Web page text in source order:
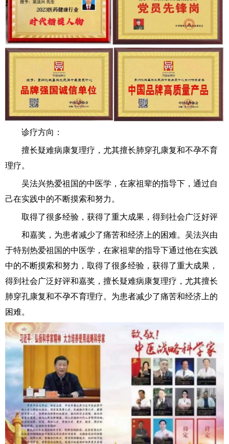
诊疗方向：
擅长疑难病康复理疗，尤其擅长肺穿孔康复和不孕不育
理疗。
吴法兴热爱祖国的中医学，在家祖辈的指导下，通过自
己在实践中的不断摸索和努力。
取得了很多经验，获得了重大成果，得到社会广泛好评
和嘉奖，为患者减少了痛苦和经济上的困难。吴法兴由
于特别热爱祖国的中医学，在家祖辈的指导下通过他在实践
中的不断摸索和努力，取得了很多经验，获得了重大成果，
得到社会广泛好评和嘉奖，擅长疑难病康复理疗，尤其擅长
肺穿孔康复和不孕不育理疗。为患者减少了痛苦和经济上的
困难。